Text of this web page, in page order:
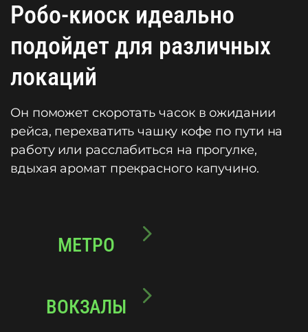
Робо-киоск идеально
подойдет для различных
локаций
Он поможет скоротать часок в ожидании
рейса, перехватить чашку кофе по пути на
работу или расслабиться на прогулке,
вдыхая аромат прекрасного капучино.
МЕТРО
ВОКЗАЛЫ